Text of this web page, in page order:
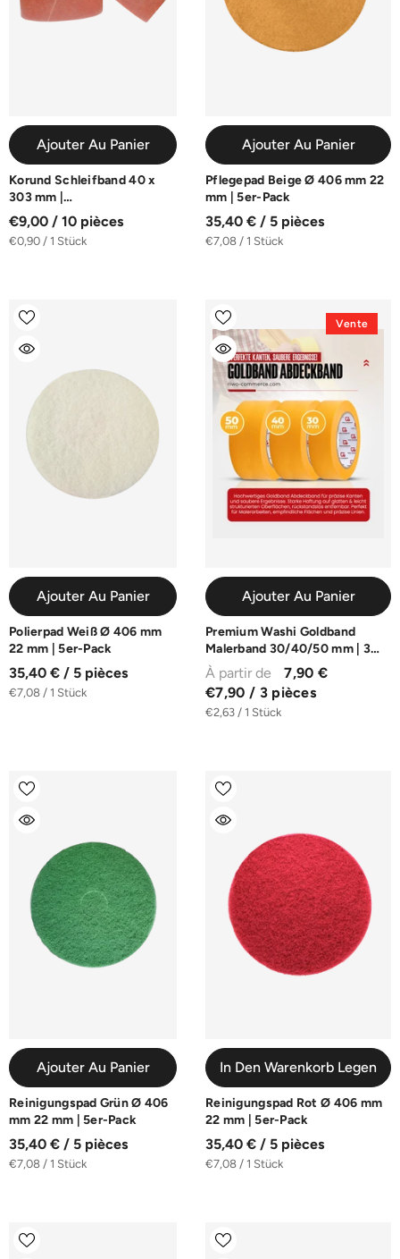
Ajouter Au Panier
Korund Schleifband 40 x
303 mm |
Handbandschleifer | 10er-
Pack
€9,00 / 10 pièces
€0,90 / 1 Stück
Ajouter Au Panier
Pflegepad Beige Ø 406 mm 22
mm | 5er-Pack
35,40 € / 5 pièces
€7,08 / 1 Stück
Ajouter Au Panier
Polierpad Weiß Ø 406 mm
22 mm | 5er-Pack
35,40 € / 5 pièces
€7,08 / 1 Stück
Vente
Ajouter Au Panier
Premium Washi Goldband
Malerband 30/40/50 mm | 3
Rollen je 50 m
À partir de
7,90 €
€7,90 / 3 pièces
€2,63 / 1 Stück
Ajouter Au Panier
Reinigungspad Grün Ø 406
mm 22 mm | 5er-Pack
35,40 € / 5 pièces
€7,08 / 1 Stück
In Den Warenkorb Legen
Reinigungspad Rot Ø 406 mm
22 mm | 5er-Pack
35,40 € / 5 pièces
€7,08 / 1 Stück